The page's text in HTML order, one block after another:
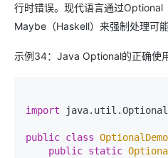
行时错误。现代语言通过Optional
Maybe（Haskell）来强制处理可能
示例34：Java Optional的正确使
import java. util .Optional
public class OptionalDemo
public static